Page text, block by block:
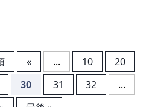
« ... 10
20
30 31 32
...